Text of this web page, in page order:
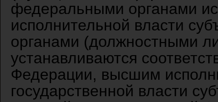
федеральными органами
исполнительной власти
органами (должностными
устанавливаются
Федерации, высшим
государственной власти